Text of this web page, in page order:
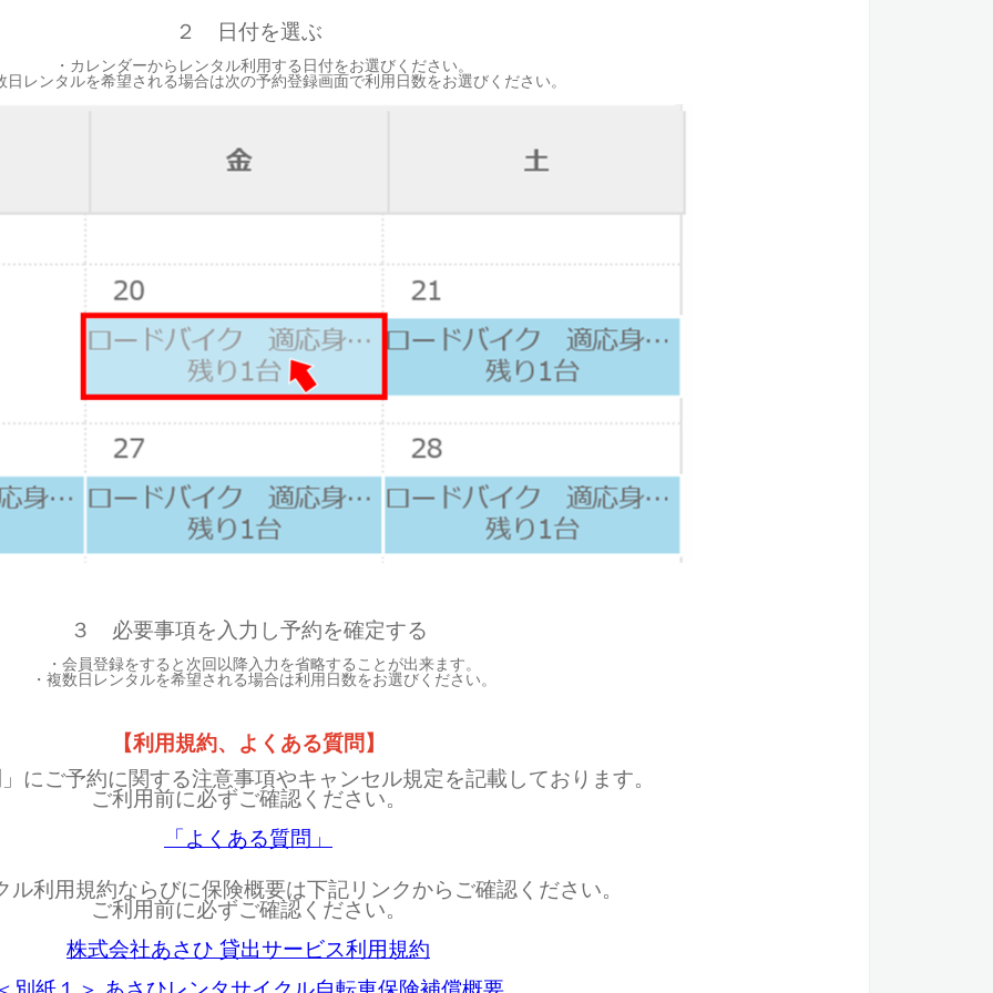
２ 日付を選ぶ
・カレンダーからレンタル利用する日付をお選びください。
ンタルを希望される場合は次の予約登録画面で利用日数をお選びください。
３ 必要事項を入力し予約を確定する
・会員登録をすると次回以降入力を省略することが出来ます。
・複数日レンタルを希望される場合は利用日数をお選びください。
【利用規約、よくある質問】
にご予約に関する注意事項やキャンセル規定を記載しております。
ご利用前に必ずご確認ください。
「よくある質問」
ル利用規約ならびに保険概要は下記リンクからご確認ください。
ご利用前に必ずご確認ください。
株式会社あさひ 貸出サービス利用規約